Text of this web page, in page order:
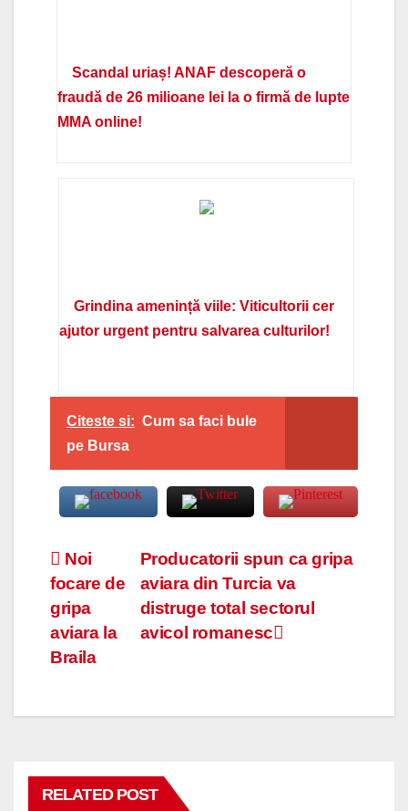
Scandal uriaș! ANAF descoperă o
fraudă de 26 milioane lei la o firmă de lupte
MMA online!
Grindina amenință viile: Viticultorii cer
ajutor urgent pentru salvarea culturilor!
Citeste si: Cum sa faci bule
pe Bursa
Navigare
în
articole
Producatorii spun ca gripa
aviara din Turcia va
distruge total sectorul
avicol romanesc
Noi
focare de
gripa
aviara la
Braila
RELATED POST